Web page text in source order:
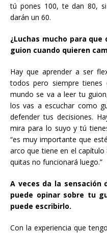
tú pones 100, te dan 80,
darán un 60.
¿Luchas mucho para
guion cuando quieren
Hay que aprender a ser
todos pero siempre
mundo se va a leer tu
los vas a escuchar como
defender tus decisiones.
mira para lo suyo y tú
“es muy importante que
arco que tiene en el
quitas no funcionará luego.”
A veces da la sensación
puede opinar sobre tu
puede escribirlo.
Con la experiencia que